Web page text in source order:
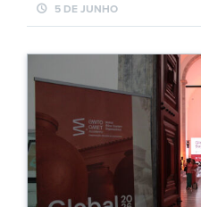
schedule 5 DE JUNHO